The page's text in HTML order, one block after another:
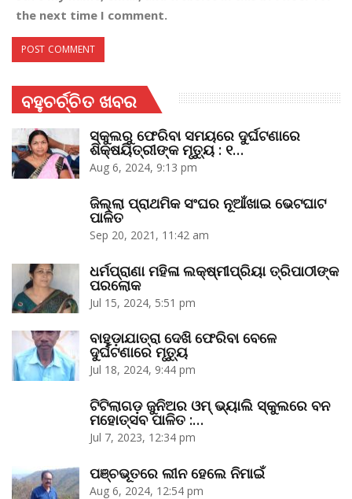
the next time I comment.
ବହୁଚର୍ଚ୍ଚିତ ଖବର
ସ୍କୁଲରୁ ଫେରିବା ସମୟରେ ଦୁର୍ଘଟଣାରେ
ଶିକ୍ଷୟିତ୍ରୀଙ୍କ ମୃତ୍ୟୁ : ୧…
Aug 6, 2024, 9:13 pm
ଜିଲ୍ଲା ପ୍ରାଥମିକ ସଂଘର ନୂଆଁଖାଇ ଭେଟଘାଟ
ପାଳିତ
Sep 20, 2021, 11:42 am
ଧର୍ମପ୍ରାଣା ମହିଳା ଲକ୍ଷ୍ମୀପ୍ରିୟା ତ୍ରିପାଠୀଙ୍କ
ପରଲୋକ
Jul 15, 2024, 5:51 pm
ବାହୁଡ଼ାଯାତ୍ରା ଦେଖି ଫେରିବା ବେଳେ
ଦୁର୍ଘଟଣାରେ ମୃତ୍ୟୁ
Jul 18, 2024, 9:44 pm
ଟିଟିଲାଗଡ଼ ଜୁନିଅର ଓମ୍‌ ଭ୍ୟାଲି ସ୍କୁଲରେ ବନ
ମହୋତ୍ସବ ପାଳିତ :…
Jul 7, 2023, 12:34 pm
ପଞ୍ଚଭୂତରେ ଲୀନ ହେଲେ ନିମାଇଁ
Aug 6, 2024, 12:54 pm